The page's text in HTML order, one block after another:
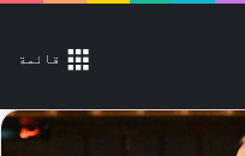
قائمة